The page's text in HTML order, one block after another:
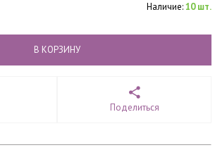
Наличие:10 шт.
В КОРЗИНУ
Поделиться